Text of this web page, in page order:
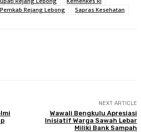
Pemkab Rejang Lebong Sapras Kesehatan
NEXT ARTICLE
Wawali Bengkulu Apresiasi
Inisiatif Warga Sawah Lebar
Miliki Bank Sampah